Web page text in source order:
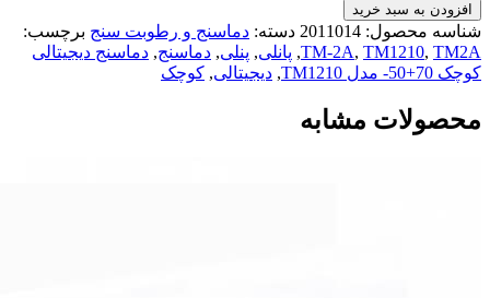
افزودن به سبد خرید
شناسه محصول: 2011014 دسته: دماسنج و رطوبت سنج برچسب:
TM-2A, TM1210, TM2A
, پانلی, پنلی, دماسنج, دماسنج دیجیتالی
کوچک 70+50- مدل TM1210
, دیجیتالی, کوچک
محصولات مشابه